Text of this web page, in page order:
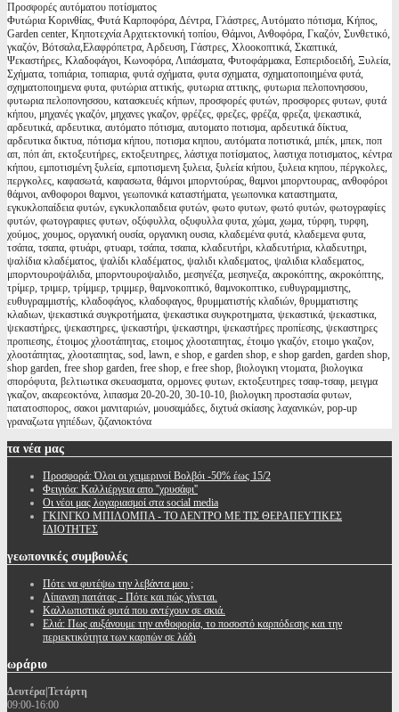
Προσφορές αυτόματου ποτίσματος
Φυτώρια Κορινθίας, Φυτά Καρποφόρα, Δέντρα, Γλάστρες, Αυτόματο πότισμα, Κήπος,
Garden center, Κηποτεχνία Αρχιτεκτονική τοπίου, Θάμνοι, Ανθοφόρα, Γκαζόν, Συνθετικό,
γκαζόν, Βότσαλα,Ελαφρόπετρα, Αρδευση, Γάστρες, Χλοοκοπτικά, Σκαπτικά,
Ψεκαστήρες, Κλαδοφάγοι, Κωνοφόρα, Λιπάσματα, Φυτοφάρμακα, Εσπεριδοειδή, Ξυλεία,
Σχήματα, τοπιάρια, τοπιαρια, φυτά σχήματα, φυτα σχηματα, σχηματοποιημένα φυτά,
σχηματοποιημενα φυτα, φυτώρια αττικής, φυτωρια αττικης, φυτωρια πελοπονησσου,
φυτωρια πελοπονησσου, κατασκευές κήπων, προσφορές φυτών, προσφορες φυτων, φυτά
κήπου, μηχανές γκαζόν, μηχανες γκαζον, φρέζες, φρεζες, φρέζα, φρεζα, ψεκαστικά,
αρδευτικά, αρδευτικα, αυτόματο πότισμα, αυτοματο ποτισμα, αρδευτικά δίκτυα,
αρδευτικα δικτυα, πότισμα κήπου, ποτισμα κηπου, αυτόματα ποτιστικά, μπέκ, μπεκ, ποπ
απ, πόπ άπ, εκτοξευτήρες, εκτοξευτηρες, λάστιχα ποτίσματος, λαστιχα ποτισματος, κέντρα
κήπου, εμποτισμένη ξυλεία, εμποτισμενη ξυλεια, ξυλεία κήπου, ξυλεια κηπου, πέργκολες,
περγκολες, καφασωτά, καφασωτα, θάμνοι μπορντούρας, θαμνοι μπορντουρας, ανθοφόροι
θάμνοι, ανθοφοροι θαμνοι, γεωπονικά καταστήματα, γεωπονικα καταστηματα,
εγκυκλοπαίδεια φυτών, εγκυκλοπαιδεια φυτών, φωτο φυτων, φωτό φυτών, φωτογραφίες
φυτών, φωτογραφιες φυτων, οξύφυλλα, οξυφυλλα φυτα, χώμα, χωμα, τύρφη, τυρφη,
χούμος, χουμος, οργανική ουσία, οργανικη ουσια, κλαδεμένα φυτά, κλαδεμενα φυτα,
τσάπα, τσαπα, φτυάρι, φτυαρι, τσάπα, τσαπα, κλαδευτήρι, κλαδευτήρια, κλαδευτηρι,
ψαλίδια κλαδέματος, ψαλίδι κλαδέματος, ψαλιδι κλαδεματος, ψαλιδια κλαδεματος,
μπορντουροψάλιδα, μπορντουροψαλιδο, μεσηνέζα, μεσηνεζα, ακροκόπτης, ακροκόπτης,
τρίμερ, τριμερ, τρίμμερ, τριμμερ, θαμνοκοπτικό, θαμνοκοπτικο, ευθυγραμμιστης,
ευθυγραμμιστής, κλαδοφάγος, κλαδοφαγος, θρυμματιστής κλαδιών, θρυμματιστης
κλαδιων, ψεκαστικά συγκροτήματα, ψεκαστικα συγκροτηματα, ψεκαστικά, ψεκαστικα,
ψεκαστήρες, ψεκαστηρες, ψεκαστήρι, ψεκαστηρι, ψεκαστήρες προπίεσης, ψεκαστηρες
προπιεσης, έτοιμος χλοοτάπητας, ετοιμος χλοοταπητας, έτοιμο γκαζόν, ετοιμο γκαζον,
χλοοτάπητας, χλοοταπητας, sod, lawn, e shop, e garden shop, e shop garden, garden shop,
shop garden, free shop garden, free shop, e free shop, βιολογικη ντοματα, βιολογικα
σπορόφυτα, βελτιωτικα σκευασματα, ορμονες φυτων, εκτοξευτηρες τσαφ-τσαφ, μειγμα
γκαζον, ακαρεοκτόνα, λιπασμα 20-20-20, 30-10-10, βιολογικη προστασία φυτων,
πατατοσπορος, σακοι μανιταριών, μουσαμάδες, διχτυά σκίασης λαχανικών, pop-up
γραναζωτα γηπέδων, ζιζανιοκτόνα
τα νέα μας
Προσφορά: Όλοι οι χειμερινοί Βολβόι -50% έως 15/2
Φειγιόα: Καλλιέργεια απο ''χρυσάφι''
Oι νέοι μας λογαριασμοί στα social media
ΓΚΙΝΓΚΟ ΜΠΙΛΟΜΠΑ - ΤΟ ΔΕΝΤΡΟ ΜΕ ΤΙΣ ΘΕΡΑΠΕΥΤΙΚΕΣ
ΙΔΙΟΤΗΤΕΣ
γεωπονικές συμβουλές
Πότε να φυτέψω την λεβάντα μου ;
Λίπανση πατάτας - Πότε και πώς γίνεται.
Καλλωπιστικά φυτά που αντέχουν σε σκιά.
Ελιά: Πως αυξάνουμε την ανθοφορία, το ποσοστό καρπόδεσης και την
περιεκτικότητα των καρπών σε λάδι
ωράριο
Δευτέρα|Τετάρτη
09:00-16:00